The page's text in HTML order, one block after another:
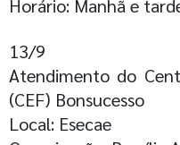
Horário: Manhã e
13/9
Atendimento do
(CEF) Bonsucesso
Local: Esecae